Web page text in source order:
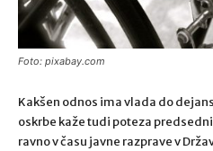
Foto: pixabay.com
Kakšen odnos ima vlada do
oskrbe kaže tudi poteza
ravno v času javne razprave v